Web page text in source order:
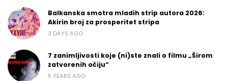
Balkanska smotra mladih strip autora 2026:
Akirin broj za prosperitet stripa
3 DAYS AGO
7 zanimljivosti koje (ni)ste znali o filmu „Širom
zatvorenih očiju“
5 YEARS AGO